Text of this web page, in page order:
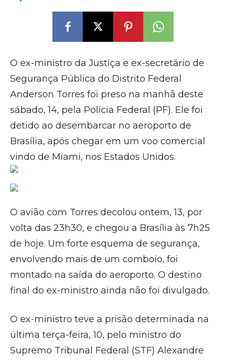
O ex-ministro da Justiça e ex-secretário de
Segurança Pública do Distrito Federal
Anderson Torres foi preso na manhã deste
sábado, 14, pela Polícia Federal (PF). Ele foi
detido ao desembarcar no aeroporto de
Brasília, após chegar em um voo comercial
vindo de Miami, nos Estados Unidos.
O avião com Torres decolou ontem, 13, por
volta das 23h30, e chegou a Brasília às 7h25
de hoje. Um forte esquema de segurança,
envolvendo mais de um comboio, foi
montado na saída do aeroporto. O destino
final do ex-ministro ainda não foi divulgado.
O ex-ministro teve a prisão determinada na
última terça-feira, 10, pelo ministro do
Supremo Tribunal Federal (STF) Alexandre